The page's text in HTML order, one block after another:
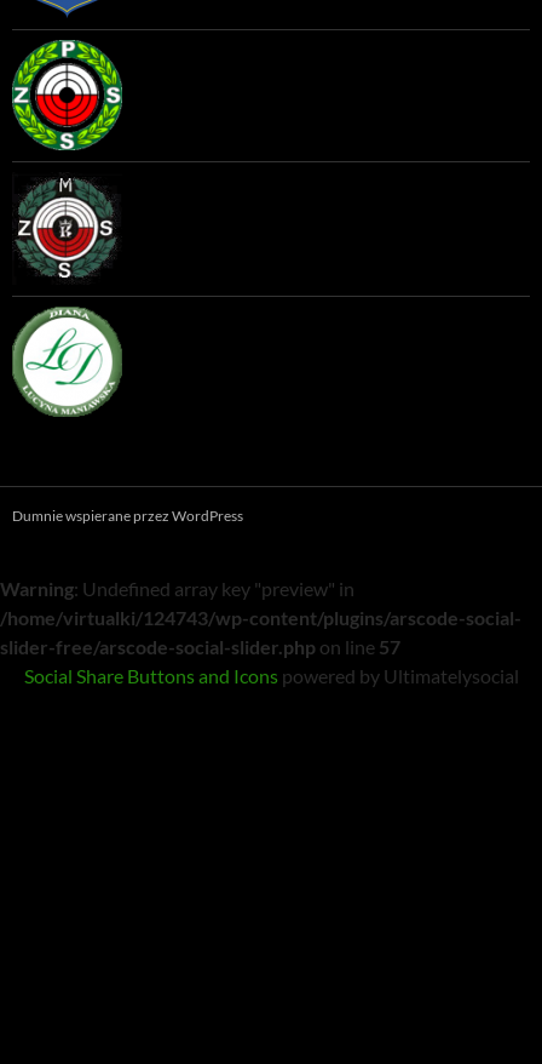
Dumnie wspierane przez WordPress
Warning: Undefined array key "preview" in
/home/virtualki/124743/wp-content/plugins/arscode-social-
slider-free/arscode-social-slider.php on line 57
Social Share Buttons and Iconspowered by Ultimatelysocial